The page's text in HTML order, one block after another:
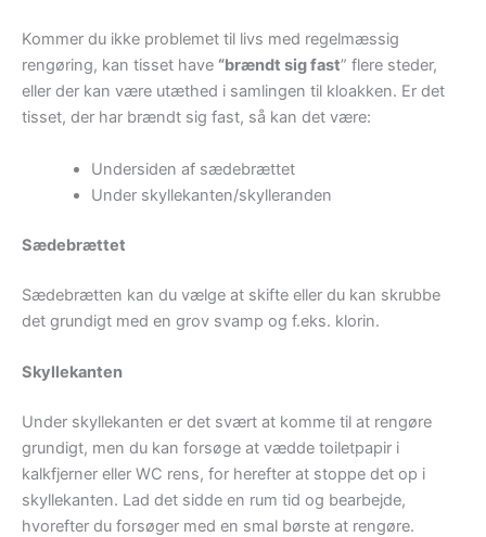
Kommer du ikke problemet til livs med regelmæssig
rengøring, kan tisset have “brændt sig fast” flere steder,
eller der kan være utæthed i samlingen til kloakken. Er det
tisset, der har brændt sig fast, så kan det være:
Undersiden af sædebrættet
Under skyllekanten/skylleranden
Sædebrættet
Sædebrætten kan du vælge at skifte eller du kan skrubbe
det grundigt med en grov svamp og f.eks. klorin.
Skyllekanten
Under skyllekanten er det svært at komme til at rengøre
grundigt, men du kan forsøge at vædde toiletpapir i
kalkfjerner eller WC rens, for herefter at stoppe det op i
skyllekanten. Lad det sidde en rum tid og bearbejde,
hvorefter du forsøger med en smal børste at rengøre.